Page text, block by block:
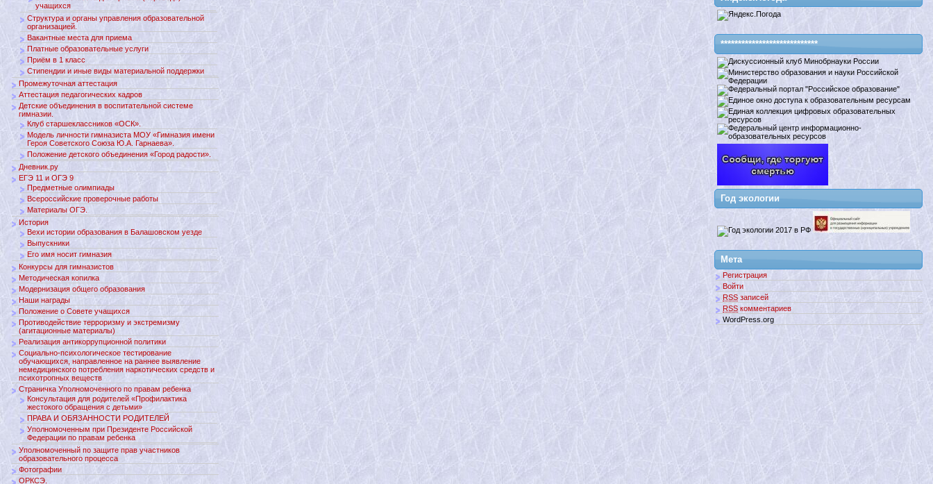
учащихся
Структура и органы управления образовательной
организацией.
Вакантные места для приема
Платные образовательные услуги
Приём в 1 класс
Стипендии и иные виды материальной поддержки
Промежуточная аттестация
Аттестация педагогических кадров
Детские объединения в воспитательной системе
гимназии.
Клуб старшеклассников «ОСК».
Модель личности гимназиста МОУ «Гимназия имени
Героя Советского Союза Ю.А. Гарнаева».
Положение детского объединения «Город радости».
Дневник.ру
ЕГЭ 11 и ОГЭ 9
Предметные олимпиады
Всероссийские проверочные работы
Материалы ОГЭ.
История
Вехи истории образования в Балашовском уезде
Выпускники
Его имя носит гимназия
Конкурсы для гимназистов
Методическая копилка
Модернизация общего образования
Наши награды
Положение о Совете учащихся
Противодействие терроризму и экстремизму
(агитационные материалы)
Реализация антикоррупционной политики
Социально-психологическое тестирование
обучающихся, направленное на раннее выявление
немедицинского потребления наркотических средств и
психотропных веществ
Страничка Уполномоченного по правам ребенка
Консультация для родителей «Профилактика
жестокого обращения с детьми»
ПРАВА И ОБЯЗАННОСТИ РОДИТЕЛЕЙ
Уполномоченным при Президенте Российской
Федерации по правам ребенка
Уполномоченный по защите прав участников
образовательного процесса
Фотографии
ОРКСЭ.
****************************
Год экологии
Мета
Регистрация
Войти
RSS записей
RSS комментариев
WordPress.org